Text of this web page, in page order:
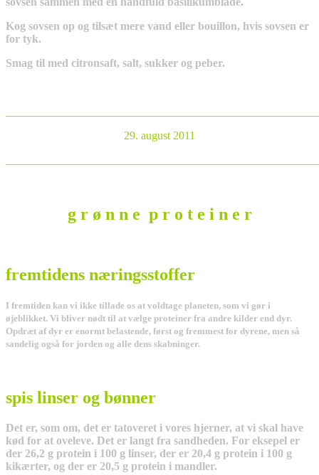
Kog sovsen op og tilsæt mere vand eller bouillon, hvis sovsen er
for tyk.
Smag til med citronsaft, salt, sukker og peber.
29. august 2011
g r ø n n e p r o t e i n e r
fremtidens næringsstoffer
I fremtiden kan vi ikke tillade os at voldtage planeten, som vi gør i
øjeblikket. Vi bliver nødt til at vælge proteiner fra andre kilder end dyr.
Opdræt af dyr er enormt belastende, først og fremmest for dyrene, men så
sandelig også for jorden og alle dens skabninger.
spis linser og bønner
Det er, som om, det er tatoveret i vores hjerner, at vi skal have
kød for at oveleve. Det er langt fra sandheden. For eksepel er
der 26,2 g protein i 100 g linser, der er 20,4 g protein i 100 g
kikærter, og der er 20,5 g protein i mandler.